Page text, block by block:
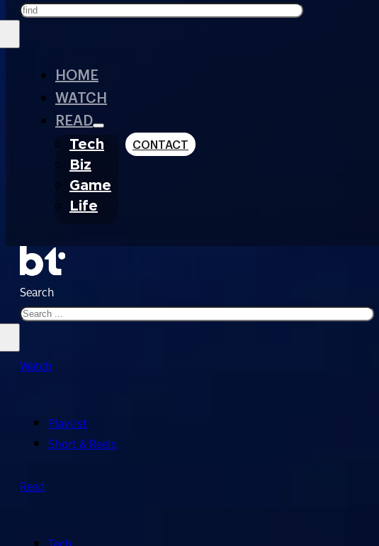
HOME
WATCH
READ
Tech
Biz
Game
Life
CONTACT
Search
Watch
Playlist
Short & Reels
Read